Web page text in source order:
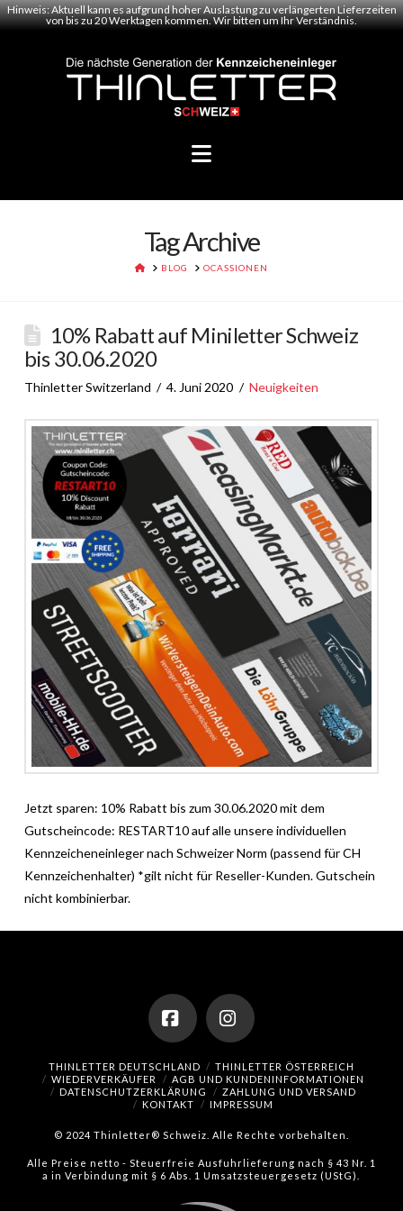
Hinweis: Aktuell kann es aufgrund hoher Auslastung zu verlängerten Lieferzeiten
von bis zu 20 Werktagen kommen. Wir bitten um Ihr Verständnis.
Navigation
Tag Archive
HOME
BLOG OCASSIONEN
10% Rabatt auf Miniletter Schweiz
bis 30.06.2020
Thinletter Switzerland 4. Juni 2020 Neuigkeiten
Jetzt sparen: 10% Rabatt bis zum 30.06.2020 mit dem
Gutscheincode: RESTART10 auf alle unsere individuellen
Kennzeicheneinleger nach Schweizer Norm (passend für CH
Kennzeichenhalter) *gilt nicht für Reseller-Kunden. Gutschein
nicht kombinierbar.
FacebookInstagram
THINLETTER DEUTSCHLAND
THINLETTER ÖSTERREICH
WIEDERVERKÄUFER
AGB UND KUNDENINFORMATIONEN
DATENSCHUTZERKLÄRUNG
ZAHLUNG UND VERSAND
KONTAKT
IMPRESSUM
© 2024 Thinletter® Schweiz. Alle Rechte vorbehalten.
Alle Preise netto - Steuerfreie Ausfuhrlieferung nach § 43 Nr. 1
a in Verbindung mit § 6 Abs. 1 Umsatzsteuergesetz (UStG).